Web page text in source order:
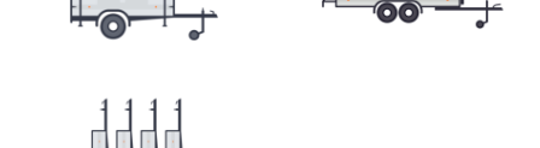
Prepravníky minibágrov